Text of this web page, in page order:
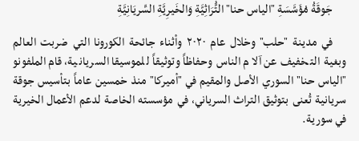
جَوقَةُ مُؤَسَّسَةِ "الياس حنا" التُّرَاثِيَّةِ وَالخَيرِيَّةِ السِّريَانِيَّةِ
في مدينة "حلب" وخلال عام ٢٠٢٠ وأثناء جائحة الكورونا التي ضربت العالم
وبغية التخفيف عن آلام الناس وحفاظاً وتوثيقاً للموسيقا السريانية، قام الملفونو
"الياس حنا" السوري الأصل والمقيم في "أميركا" منذ خمسين عاماً بتأسيس جوقة
سريانية تُعنى بتوثيق التراث السرياني، في مؤسسته الخاصة لدعم الأعمال الخيرية
في سورية.